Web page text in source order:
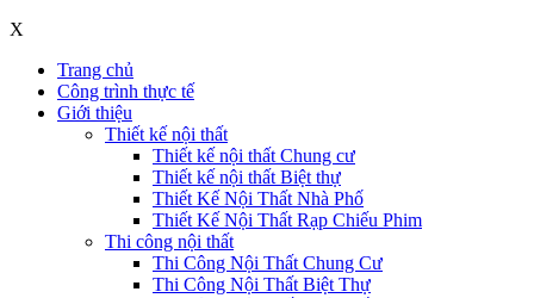
X
Trang chủ
Công trình thực tế
Giới thiệu
Thiết kế nội thất
Thiết kế nội thất Chung cư
Thiết kế nội thất Biệt thự
Thiết Kế Nội Thất Nhà Phố
Thiết Kế Nội Thất Rạp Chiếu Phim
Thi công nội thất
Thi Công Nội Thất Chung Cư
Thi Công Nội Thất Biệt Thự